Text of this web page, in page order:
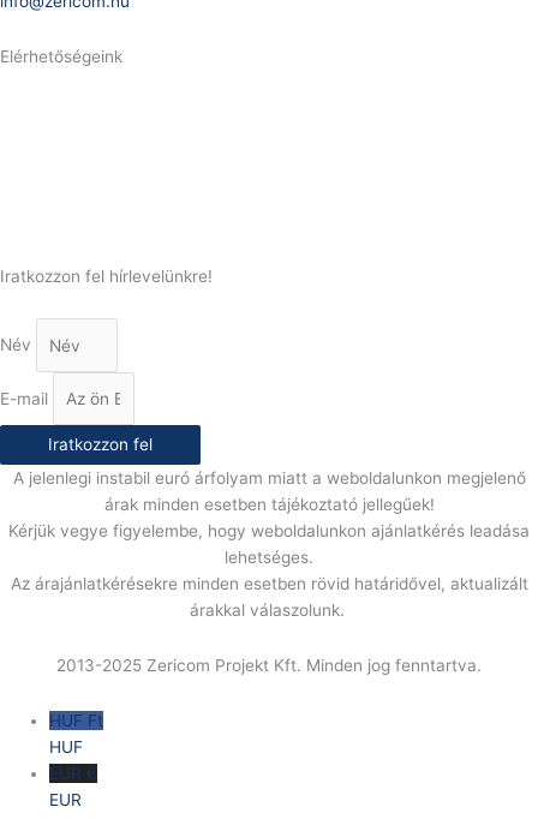
Elérhetőségeink
Iratkozzon fel hírlevelünkre!
Név
E-mail
Iratkozzon fel
A jelenlegi instabil euró árfolyam miatt a weboldalunkon megjelenő
árak minden esetben tájékoztató jellegűek!
Kérjük vegye figyelembe, hogy weboldalunkon ajánlatkérés leadása
lehetséges.
Az árajánlatkérésekre minden esetben rövid határidővel, aktualizált
árakkal válaszolunk.
2013-2025 Zericom Projekt Kft. Minden jog fenntartva.
HUF Ft
HUF
EUR €
EUR